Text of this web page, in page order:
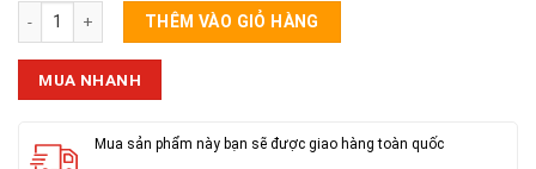
Nguồn Camera 12V-3A SONY ZIN JAPAN Chui Lớn số lượng
THÊM VÀO GIỎ HÀNG
MUA NHANH
Mua sản phẩm này bạn sẽ được giao hàng toàn quốc